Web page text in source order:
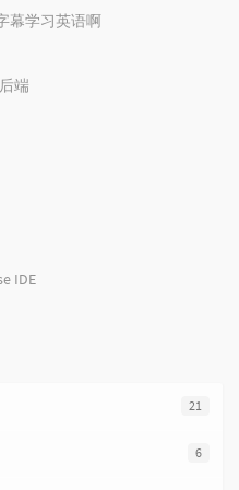
评
论
幕学习英语啊
端
IDE
21
6